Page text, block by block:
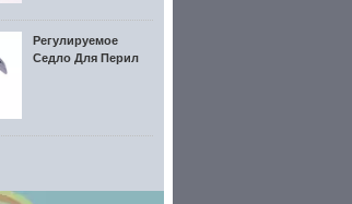
Регулируемое
Седло Для Перил